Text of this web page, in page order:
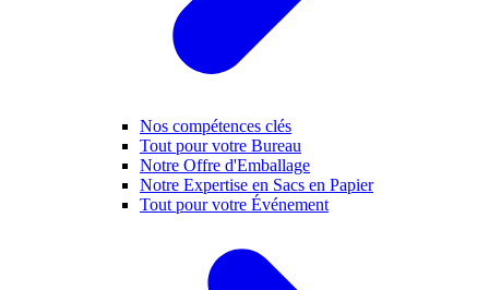
Nos compétences clés
Tout pour votre Bureau
Notre Offre d'Emballage
Notre Expertise en Sacs en Papier
Tout pour votre Événement